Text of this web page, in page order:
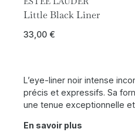
Little Black Liner
33,00 €
L’eye-liner noir intense
précis et expressifs. Sa
une tenue exceptionnelle
En savoir plus